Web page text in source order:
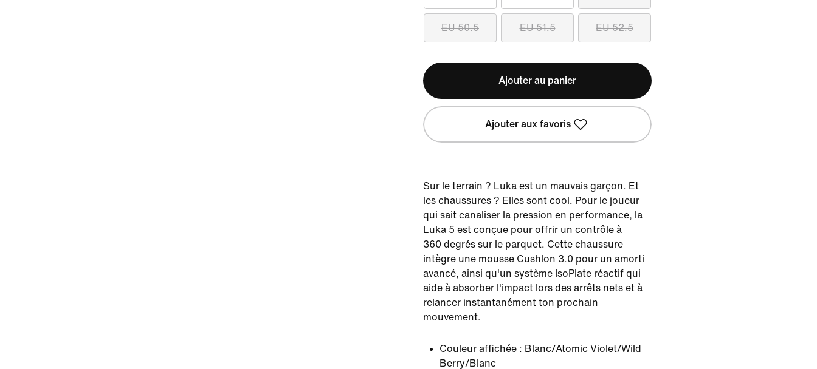
EU 50.5 EU 51.5 EU 52.5
Ajouter au panier
Ajouter aux favoris
Sur le terrain ? Luka est un mauvais garçon. Et
les chaussures ? Elles sont cool. Pour le joueur
qui sait canaliser la pression en performance, la
Luka 5 est conçue pour offrir un contrôle à
360 degrés sur le parquet. Cette chaussure
intègre une mousse Cushlon 3.0 pour un amorti
avancé, ainsi qu'un système IsoPlate réactif qui
aide à absorber l'impact lors des arrêts nets et à
relancer instantanément ton prochain
mouvement.
Couleur affichée : Blanc/Atomic Violet/Wild
Berry/Blanc